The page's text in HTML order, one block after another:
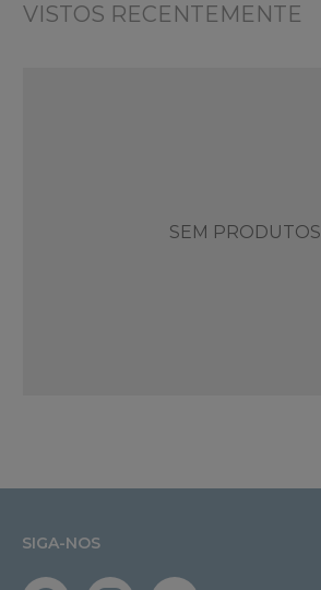
VISTOS RECENTEMENTE
SEM PRODUTOS
SIGA-NOS